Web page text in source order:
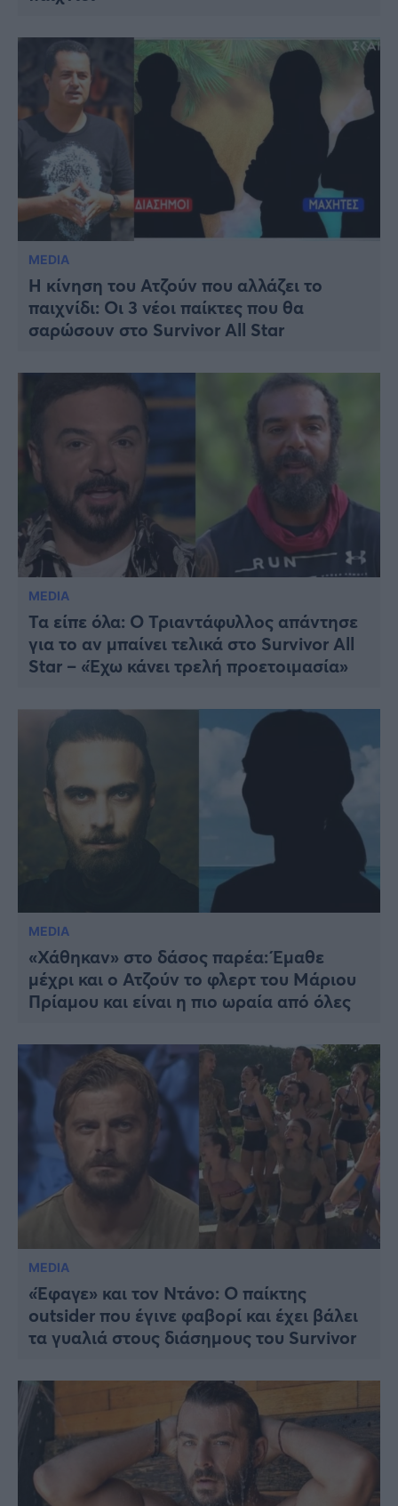
MEDIA
Η κίνηση του Ατζούν που αλλάζει το
παιχνίδι: Οι 3 νέοι παίκτες που θα
σαρώσουν στο Survivor All Star
MEDIA
Τα είπε όλα: Ο Τριαντάφυλλος απάντησε
για το αν μπαίνει τελικά στο Survivor All
Star – «Έχω κάνει τρελή προετοιμασία»
MEDIA
«Χάθηκαν» στο δάσος παρέα: Έμαθε
μέχρι και ο Ατζούν το φλερτ του Μάριου
Πρίαμου και είναι η πιο ωραία από όλες
MEDIA
«Έφαγε» και τον Ντάνο: Ο παίκτης
outsider που έγινε φαβορί και έχει βάλει
τα γυαλιά στους διάσημους του Survivor